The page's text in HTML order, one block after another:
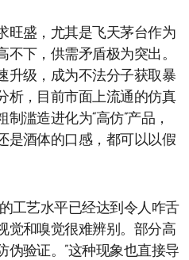
旺盛，尤其是飞天茅台作为
下，供需矛盾极为突出。
升级，成为不法分子获取暴
析，目前市面上流通的仿真
滥造进化为“高仿”产品，
是酒体的口感，都可以以假
工艺水平已经达到令人咋舌
觉和嗅觉很难辨别。部分高
伪验证。”这种现象也直接导